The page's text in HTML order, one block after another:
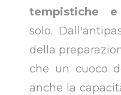
tempistiche
solo.
della
che un cuoco
anche la